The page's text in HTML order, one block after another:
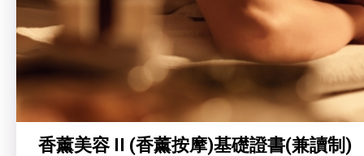
香薰美容 II (香薰按摩)基礎證書(兼讀制)